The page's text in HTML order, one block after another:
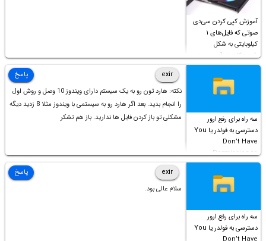
آموزش کپی کردن سی‌دی
صوتی که فایل‌های ۱
کیلوبایتی به شکل
شورت‌کات در آن موجود
است!
سه راه برای رفع ارور
دسترسی به فولدر یا You
Don’t Have
Permission to
Access this folder
exir
نکته: هارد تون رو به یک سیستم دارای ویندوز 10 وصل و روش اول
را انجام بدید. بعد اگر هارد رو به سیستمی با ویندوز مثلا 8 زدید دیگه
مشکلی تو باز کردن فایل ها ندارید. باز هم تشکر
پاسخ
سه راه برای رفع ارور
دسترسی به فولدر یا You
exir
سلام عالی بود.
پاسخ